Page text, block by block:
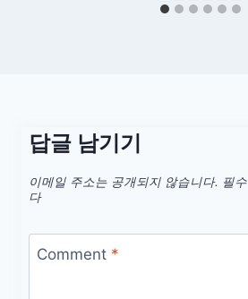
답글 남기기
이메일 주소는 공개되지 않습니다. 필
다
Comment *